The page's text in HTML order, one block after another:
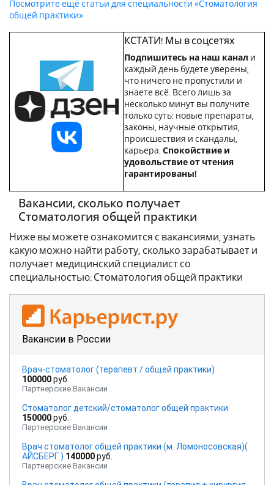
Посмотрите ещё статьи для специальности «Стоматология
общей практики»
КСТАТИ! Мы в соцсетях
Подпишитесь на наш канал и
каждый день будете уверены,
что ничего не пропустили и
знаете всё. Всего лишь за
несколько минут вы получите
только суть: новые препараты,
законы, научные открытия,
происшествия и скандалы,
карьера. Спокойствие и
удовольствие от чтения
гарантированы!
Вакансии, сколько получает
Стоматология общей практики
Ниже вы можете ознакомится с вакансиями, узнать
какую можно найти работу, сколько зарабатывает и
получает медицинский специалист со
специальностью: Стоматология общей практики
Вакансии в России
Врач-стоматолог (терапевт / общей практики)
100000руб.
Партнерские Вакансии
Стоматолог детский/стоматолог общей практики
150000руб.
Партнерские Вакансии
Врач стоматолог общей практики (м. Ломоносовская)(
АЙСБЕРГ ) 140000руб.
Партнерские Вакансии